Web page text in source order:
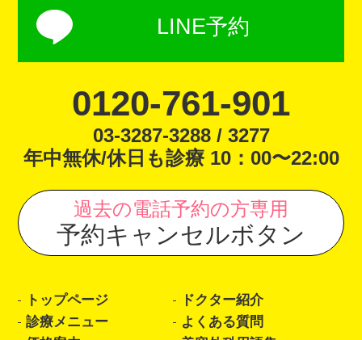
LINE予約
0120-761-901
03-3287-3288 / 3277
年中無休/休日も診療 10：00〜22:00
過去の電話予約の方専用
予約キャンセルボタン
トップページ
ドクター紹介
診療メニュー
よくある質問